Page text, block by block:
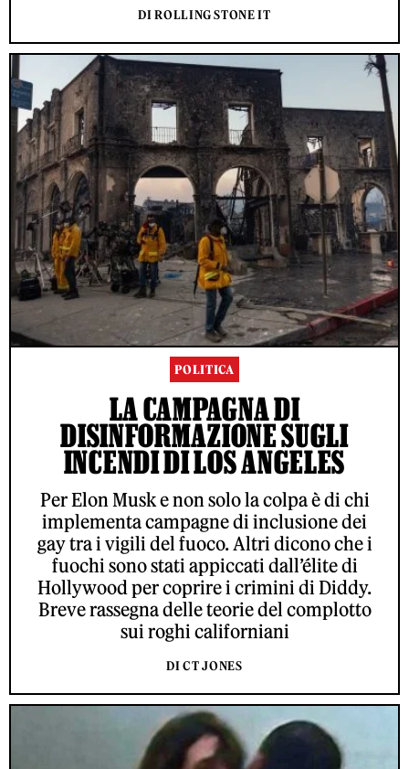
DI ROLLING STONE IT
POLITICA
LA CAMPAGNA DI
DISINFORMAZIONE SUGLI
INCENDI DI LOS ANGELES
Per Elon Musk e non solo la colpa è di chi
implementa campagne di inclusione dei
gay tra i vigili del fuoco. Altri dicono che i
fuochi sono stati appiccati dall’élite di
Hollywood per coprire i crimini di Diddy.
Breve rassegna delle teorie del complotto
sui roghi californiani
DI CT JONES